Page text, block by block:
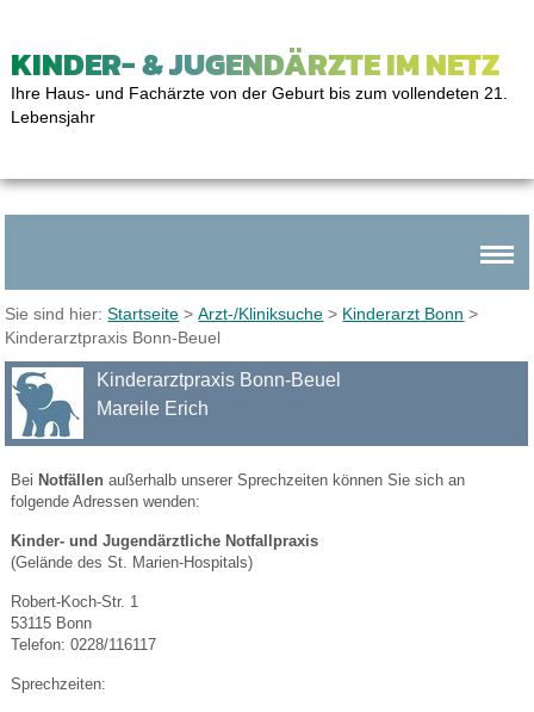
KINDER- & JUGENDÄRZTE IM NETZ
Ihre Haus- und Fachärzte von der Geburt bis zum vollendeten 21.
Lebensjahr
Sie sind hier:Startseite >Arzt-/Kliniksuche > Kinderarzt Bonn >
Kinderarztpraxis Bonn-Beuel
Kinderarztpraxis Bonn-Beuel
Mareile Erich
Bei Notfällenaußerhalb unserer Sprechzeiten können Sie sich an
folgende Adressen wenden:
Kinder- und Jugendärztliche Notfallpraxis
(Gelände des St. Marien-Hospitals)
Robert-Koch-Str. 1
53115 Bonn
Telefon: 0228/116117
Sprechzeiten: